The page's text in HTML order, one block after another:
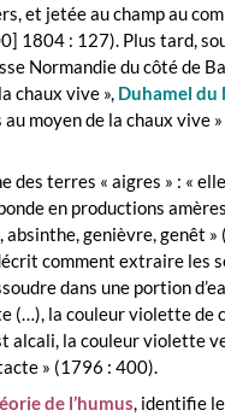
et jetée au champ au
1804 : 127). Plus tard,
Normandie du côté de
chaux vive », Duhamel du
moyen de la chaux vive
des terres « aigres » : «
en productions
absinthe, genièvre, genêt
comment extraire les
dans une portion
(…), la couleur violette de
alcali, la couleur violette
» (1796 : 400).
de l’humus, identifie